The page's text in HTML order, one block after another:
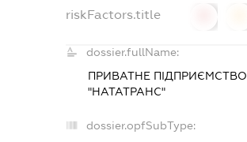
riskFactors.title
dossier.fullName:
ПРИВАТНЕ ПІДПРИЄМСТВО
"НАТАТРАНС"
dossier.opfSubType: